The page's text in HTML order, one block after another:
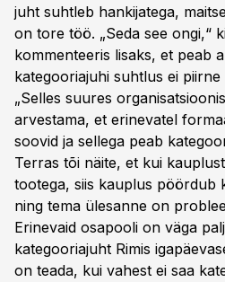
juht suhtleb hankijatega,
on tore töö. „Seda see ongi,“
kommenteeris lisaks, et peab
kategooriajuhi suhtlus ei piirne
„Selles suures
arvestama, et erinevatel
soovid ja sellega peab
Terras tõi näite, et kui
tootega, siis kauplus pöördub
ning tema ülesanne on
Erinevaid osapooli on väga
kategooriajuht Rimis
on teada, kui vahest ei saa